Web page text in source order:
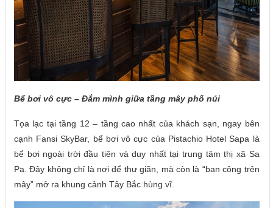
Bể bơi vô cực – Đắm mình giữa tầng mây phố núi
Tọa lạc tại tầng 12 – tầng cao nhất của khách sạn, ngay bên
cạnh Fansi SkyBar, bể bơi vô cực của Pistachio Hotel Sapa là
bể bơi ngoài trời đầu tiên và duy nhất tại trung tâm thị xã Sa
Pa. Đây không chỉ là nơi để thư giãn, mà còn là “ban công trên
mây” mở ra khung cảnh Tây Bắc hùng vĩ.